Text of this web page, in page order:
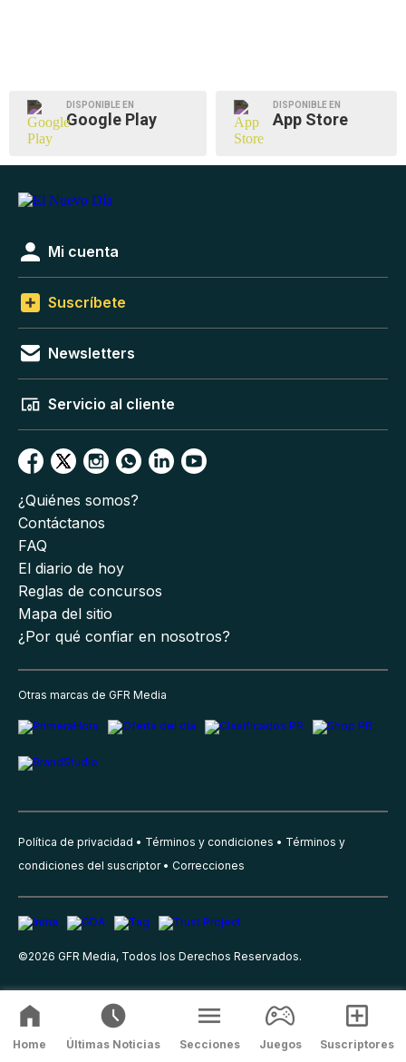
DISPONIBLE EN
Google Play
DISPONIBLE EN
App Store
Mi cuenta
Suscríbete
Newsletters
Servicio al cliente
¿Quiénes somos?
Contáctanos
FAQ
El diario de hoy
Reglas de concursos
Mapa del sitio
¿Por qué confiar en nosotros?
Otras marcas de GFR Media
Política de privacidad Términos y condiciones
Términos y
condiciones del suscriptor
Correcciones
©2026 GFR Media, Todos los Derechos Reservados.
Home Últimas Noticias Secciones Juegos Suscriptores